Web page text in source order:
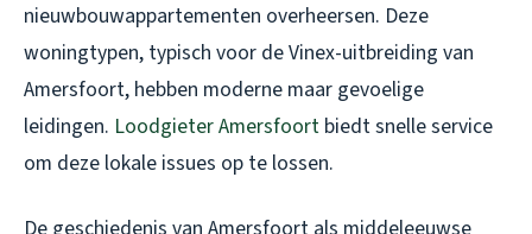
nieuwbouwappartementen overheersen. Deze
woningtypen, typisch voor de Vinex-uitbreiding van
Amersfoort, hebben moderne maar gevoelige
leidingen. Loodgieter Amersfoort biedt snelle service
om deze lokale issues op te lossen.